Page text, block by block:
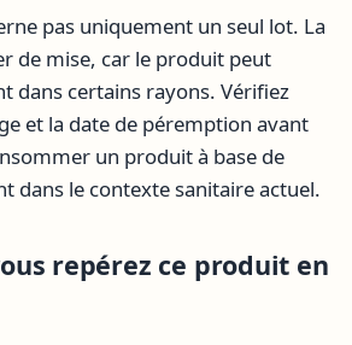
pas uniquement un seul lot. La
de mise, car le produit peut
dans certains rayons. Vérifiez
et la date de péremption avant
un produit à base de
dans le contexte sanitaire actuel.
repérez ce produit en